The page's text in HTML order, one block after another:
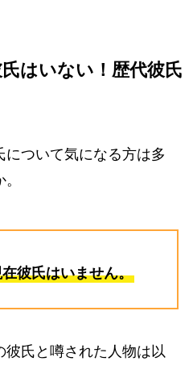
はいない！歴代彼氏
ついて気になる方は多
彼氏はいません。
彼氏と噂された人物は以